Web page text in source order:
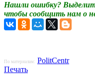
Нашли ошибку?
чтобы сообщить нам о
По материалам: PolitCentr
Печать